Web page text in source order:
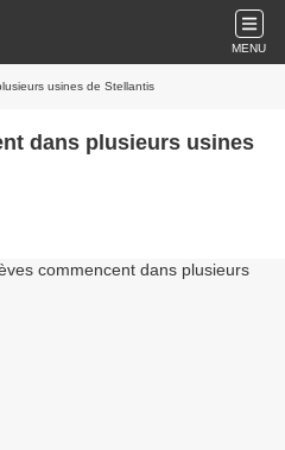
MENU
usines de Stellantis
dans plusieurs usines